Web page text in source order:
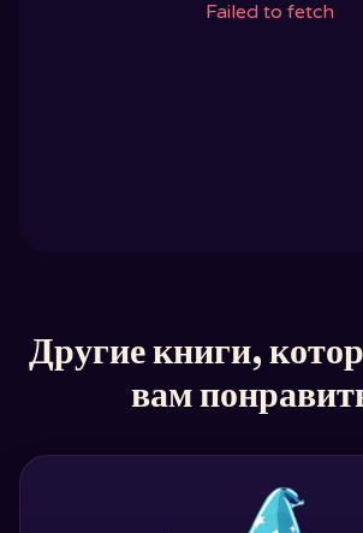
Failed to fetch
Другие книги,
вам